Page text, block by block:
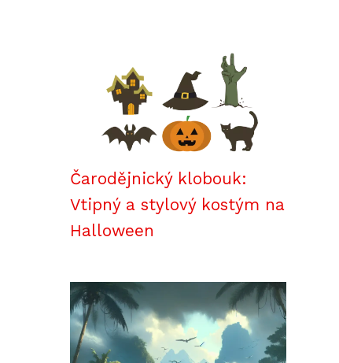
Čarodějnický klobouk:
Vtipný a stylový kostým na
Halloween